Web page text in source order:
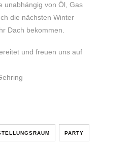
unabhängig von Öl, Gas
die nächsten Winter
Dach bekommen.
und freuen uns auf
PARTY